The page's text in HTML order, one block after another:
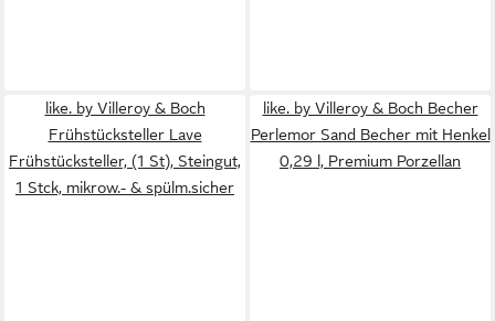
like. by Villeroy & Boch
Frühstücksteller Lave
Frühstücksteller, (1 St), Steingut,
1 Stck, mikrow.- & spülm.sicher
like. by Villeroy & Boch Becher
Perlemor Sand Becher mit Henkel
0,29 l, Premium Porzellan